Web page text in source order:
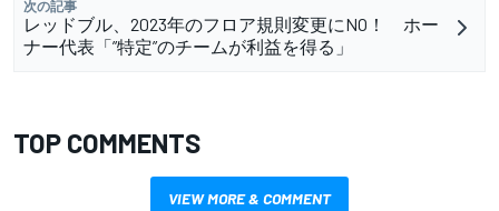
次の記事
レッドブル、2023年のフロア規則変更にNO！ ホー
ナー代表「”特定”のチームが利益を得る」
TOP COMMENTS
VIEW MORE & COMMENT